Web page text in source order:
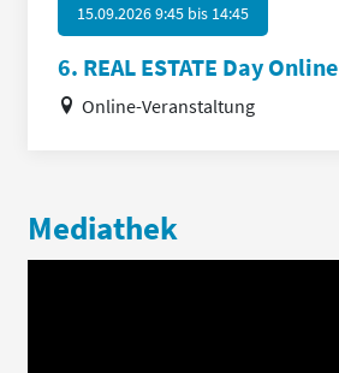
15.09.2026 9:45 bis 14:45
6. REAL ESTATE Day Online
Online-Veranstaltung
Mediathek